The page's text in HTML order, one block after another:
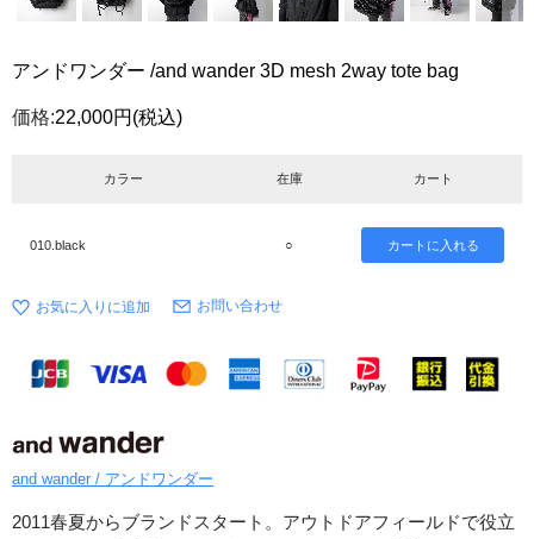
アンドワンダー /and wander 3D mesh 2way tote bag
価格:22,000円 (税込)
カラー 在庫 カート
010.black ○
お問い合わせ
and wander / アンドワンダー
2011春夏からブランドスタート。アウトドアフィールドで役立